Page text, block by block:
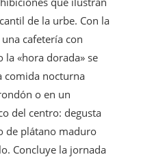
de la urbe. Con la
cafetería con
«hora dorada» se
comida nocturna
o en un
del centro: degusta
de plátano maduro
Concluye la jornada